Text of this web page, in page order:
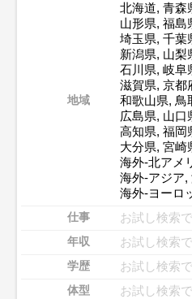
地域
北海道, 青森
山形県, 福島
埼玉県, 千葉
新潟県, 山梨
石川県, 岐阜
滋賀県, 京都
和歌山県, 鳥
広島県, 山口
高知県, 福岡
大分県, 宮崎
海外-北アメ
海外-アジア,
海外-ヨーロ
仕事 お試し検索
年収 お試し検索
学歴 お試し検索
体型 お試し検索